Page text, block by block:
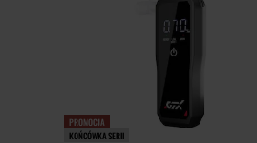
PROMOCJA
KOŃCÓWKA SERII